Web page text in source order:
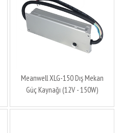
Meanwell XLG-150 Dış Mekan
Güç Kaynağı (12V - 150W)